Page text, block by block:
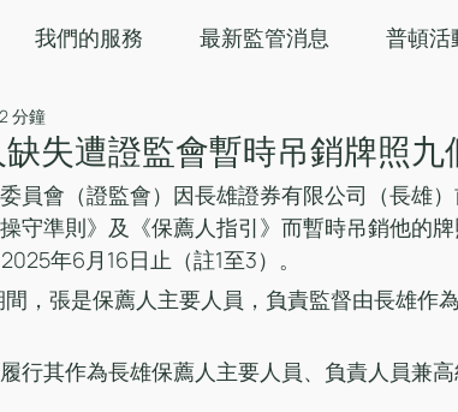
我們的服務 最新監管消息 普頓活
失遭證監會暫時吊銷牌照九
分鐘
員會（證監會）因長雄證券有限公司（長雄
操守準則》及《保薦人指引》而暫時吊銷他的
年6月16日止（註1至3）。
，張是保薦人主要人員，負責監督由長雄作
行其作為長雄保薦人主要人員、負責人員兼